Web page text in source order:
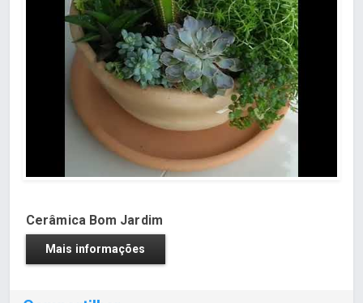
Cerâmica Bom Jardim
Mais informações